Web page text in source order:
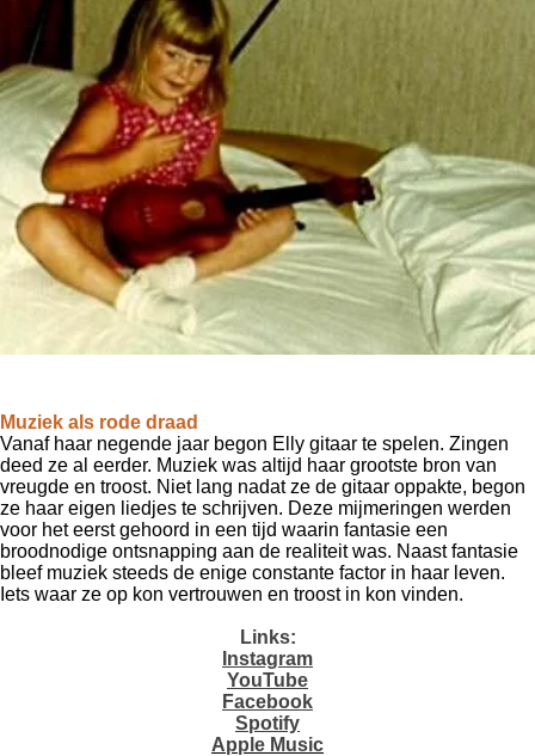
Muziek als rode draad
Vanaf haar negende jaar begon Elly gitaar te spelen. Zingen
deed ze al eerder. Muziek was altijd haar grootste bron van
vreugde en troost. Niet lang nadat ze de gitaar oppakte, begon
ze haar eigen liedjes te schrijven. Deze mijmeringen werden
voor het eerst gehoord in een tijd waarin fantasie een
broodnodige ontsnapping aan de realiteit was. Naast fantasie
bleef muziek steeds de enige constante factor in haar leven.
Iets waar ze op kon vertrouwen en troost in kon vinden.
Links:
Instagram
YouTube
Facebook
Spotify
Apple Music